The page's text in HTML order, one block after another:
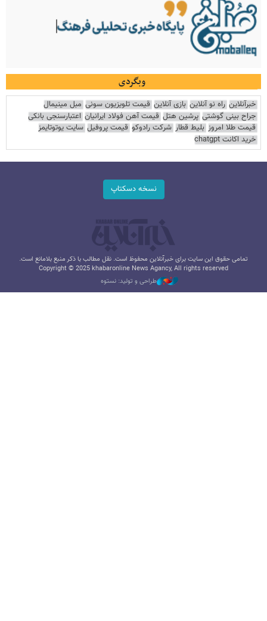
وبگردی
خبرآنلاین راه نو آنلاین بازی آنلاین قیمت تلویزیون سونی مبل مینیمال
جراح بینی گوشتی پرشین هتل قیمت آهن فولاد ایرانیان اعتبارسنجی بانکی
قیمت طلا امروز بلیط قطار شرکت رادوکو قیمت پروفیل سایت یوتوتایمز
خرید اکانت chatgpt
نسخه دسکتاپ
تمامی حقوق این سایت برای خبرآنلاین محفوظ است. نقل مطالب با ذکر منبع بلامانع است.
Copyright © 2025 khabaronline News Agancy, All rights reserved
طراحی و تولید: نستوه